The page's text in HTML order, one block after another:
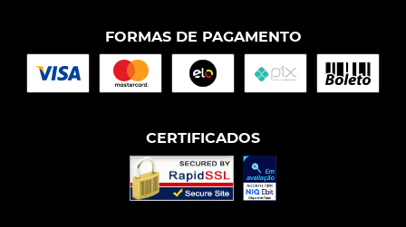
FORMAS DE PAGAMENTO
CERTIFICADOS